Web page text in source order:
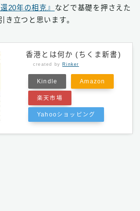
20年の相克』 などで基礎を押さえた
き立つと思います。
香港とは何か (ちくま新書)
created by Rinker
Kindle Amazon
楽天市場
Yahooショッピング